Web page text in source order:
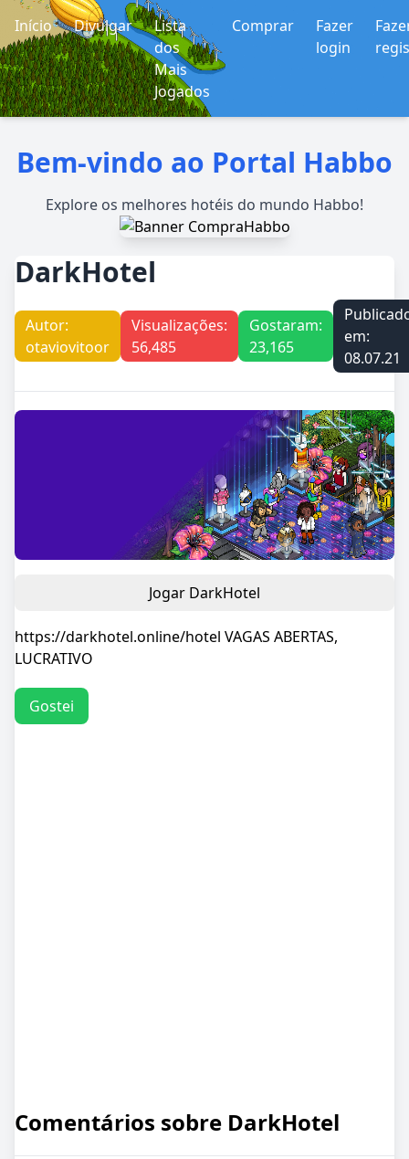
Início Divulgar
Lista
dos
Mais
Jogados
Comprar
Fazer
login
Bem-vindo ao Portal Habbo
Explore os melhores hotéis do mundo Habbo!
DarkHotel
Autor:
otaviovitoor
Visualizações:
56,485
Gostaram:
23,165
em:
08.07.21
Jogar DarkHotel
https://darkhotel.online/hotel VAGAS ABERTAS,
LUCRATIVO
Gostei
Comentários sobre DarkHotel